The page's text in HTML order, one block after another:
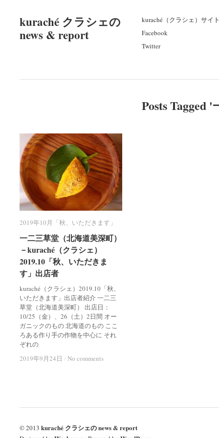
kuraché クラシェの
news & report
kuraché（クラシェ）サイ
Facebook
Twitter
Posts Tagged '
2019年10月「秋、いただきます」
一二三草堂（北海道美深町）
－kuraché（クラシェ）
2019.10「秋、いただきま
す」出店者
kuraché（クラシェ）2019.10「秋、
いただきます」出店者紹介 一二三
草堂（北海道美深町） 出店日：
10/25（金）、26（土）2日間 オー
ガニックのもの 北海道のもの ここ
ろある作り手の作物を中心に それ
ぞれの
2019年9月24日 / No comments
2019年10月「秋、いただきます」
一二三草堂（北海道美深町）
－kuraché（クラシェ）
2019.10「秋、いただきま
す」出店者
2019年9月24日 / No comments
© 2013 kuraché クラシェの news & report